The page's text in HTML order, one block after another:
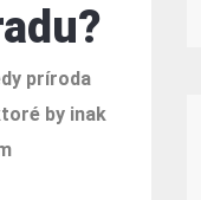
príroda
by inak